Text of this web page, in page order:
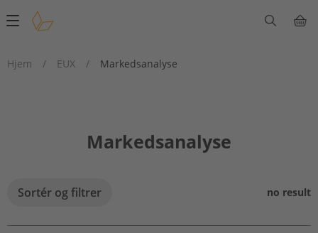
Main
Hjem
/ EUX / Markedsanalyse
Markedsanalyse
Sortér og filtrer no result